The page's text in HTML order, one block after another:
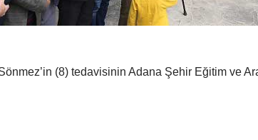
(8) tedavisinin Adana Şehir Eğitim ve